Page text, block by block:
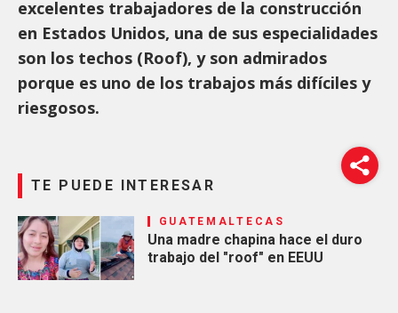
excelentes trabajadores de la construcción
en Estados Unidos, una de sus especialidades
son los techos (Roof), y son admirados
porque es uno de los trabajos más difíciles y
riesgosos.
TE PUEDE INTERESAR
GUATEMALTECAS
Una madre chapina hace el duro
trabajo del "roof" en EEUU